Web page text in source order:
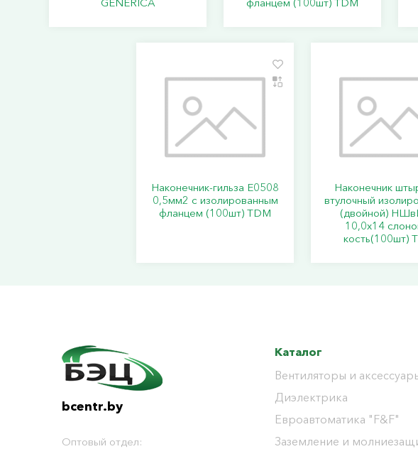
Наконечник-гильза Е0508
0,5мм2 с изолированным
фланцем (100шт) TDM
Наконечник
втулочный
(двойной)
10,0х14
кость(100шт)
bcentr.by
Оптовый отдел:
Каталог
Вентиляторы и
Диэлектрика
Евроавтоматика "F&F"
Заземление и